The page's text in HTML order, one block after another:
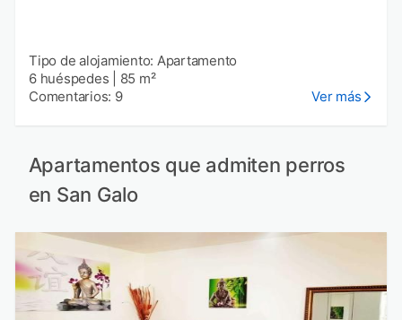
Tipo de alojamiento: Apartamento
6 huéspedes
85 m²
Comentarios: 9
Ver más
Apartamentos que admiten perros
en San Galo